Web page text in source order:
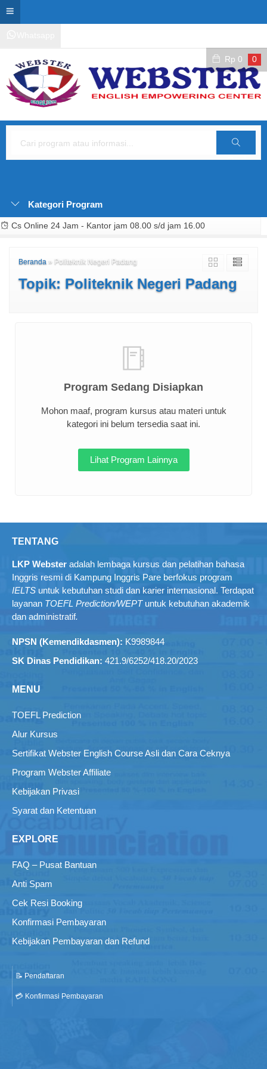
Rp 0 0
Cari
Kategori Program
Cs Online 24 Jam - Kantor jam 08.00 s/d jam 16.00
Beranda » Politeknik Negeri Padang
Topik: Politeknik Negeri Padang
Program Sedang Disiapkan
Mohon maaf, program kursus atau materi untuk
kategori ini belum tersedia saat ini.
Lihat Program Lainnya
TENTANG
LKP Webster adalah lembaga kursus dan pelatihan bahasa
Inggris resmi di Kampung Inggris Pare berfokus program
IELTS untuk kebutuhan studi dan karier internasional. Terdapat
layanan TOEFL Prediction/WEPTuntuk kebutuhan akademik
dan administratif.
NPSN (Kemendikdasmen): K9989844
SK Dinas Pendidikan: 421.9/6252/418.20/2023
MENU
TOEFL Prediction
Alur Kursus
Sertifikat Webster English Course Asli dan Cara Ceknya
Program Webster Affiliate
Kebijakan Privasi
Syarat dan Ketentuan
EXPLORE
FAQ – Pusat Bantuan
Anti Spam
Cek Resi Booking
Konfirmasi Pembayaran
Kebijakan Pembayaran dan Refund
📝 Pendaftaran
💳 Konfirmasi Pembayaran